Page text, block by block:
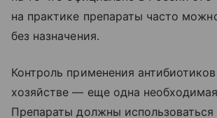
на практике препараты часто
без назначения.
Контроль применения
хозяйстве — еще одна
Препараты должны